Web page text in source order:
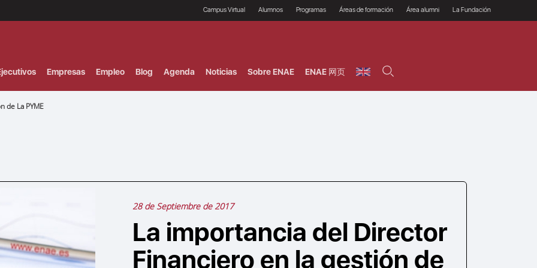
Campus Virtual Alumnos
Prácticas en empresas
Programas
Programas Ejecutivos
Áreas de formación
Riesgos
Área alumni La Fundación
Empresas Empleo Blog Agenda Noticias Sobre ENAE ENAE 网页
de La PYME
28 de Septiembre de 2017
La importancia del Director
Financiero en la gestión de